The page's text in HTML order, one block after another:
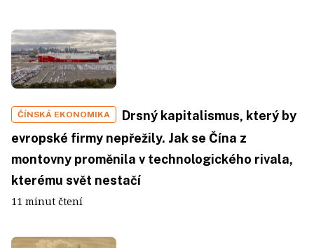
ČÍNSKÁ EKONOMIKA
Drsný kapitalismus, který by
evropské firmy nepřežily. Jak se Čína z
montovny proměnila v technologického rivala,
kterému svět nestačí
11 minut čtení